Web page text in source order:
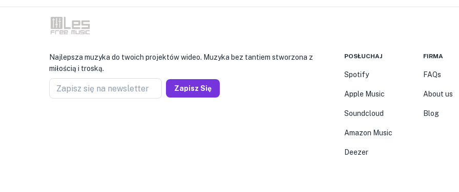
Najlepsza muzyka do twoich projektów wideo. Muzyka bez tantiem stworzona z
miłością i troską.
Zapisz się na newsletter Zapisz Się
POSŁUCHAJ
Spotify
Apple Music
Soundcloud
Amazon Music
Deezer
FIRMA
FAQs
About us
Blog